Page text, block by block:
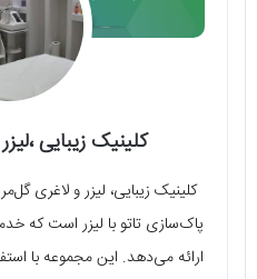
کلینیک زیبایی
کلینیک زیبایی، لیزر و لاغری
پاک‌سازی تاتو با لیزر است که
ارائه می‌دهد. این مجموعه با